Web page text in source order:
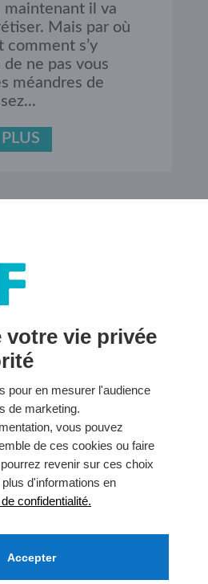
maintenant il va
Mais par où
comment s’y
ne pas vous
méandres de
GRIF
votre vie privée
pour en mesurer l'audience
de marketing.
vous pouvez
de ces cookies ou faire
revenir sur ces choix
d'informations en
confidentialité.
Accepter